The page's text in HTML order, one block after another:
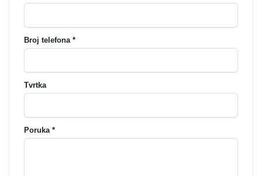
Broj telefona *
Tvrtka
Poruka *